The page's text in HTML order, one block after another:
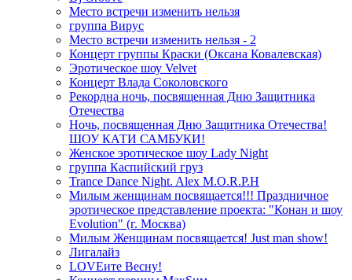
Место встречи изменить нельзя
группа Вирус
Место встречи изменить нельзя - 2
Концерт группы Краски (Оксана Ковалевская)
Эротическое шоу Velvet
Концерт Влада Соколовского
Рекордна ночь, посвященная Дню Защитника
Отечества
Ночь, посвященная Дню Защитника Отечества!
ШОУ КАТИ САМБУКИ!
Женское эротическое шоу Lady Night
группа Каспийский груз
Trance Dance Night. Alex M.O.R.P.H
Милым женщинам посвящается!!! Праздничное
эротическое представление проекта: "Конан и шоу
Evolution" (г. Москва)
Милым Женщинам посвящается! Just man show!
Лигалайз
LOVEите Весну!